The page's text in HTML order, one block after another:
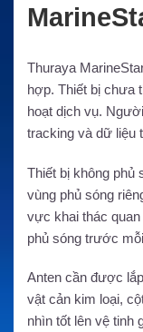
Thuraya
hợp. Thiết bị chưa
hoạt dịch vụ.
tracking và dữ liệu
Thiết bị không phủ
vùng phủ sóng
vực khai thác
phủ sóng trước
Anten cần được
vật cản kim loại,
nhìn tốt lên vệ tinh